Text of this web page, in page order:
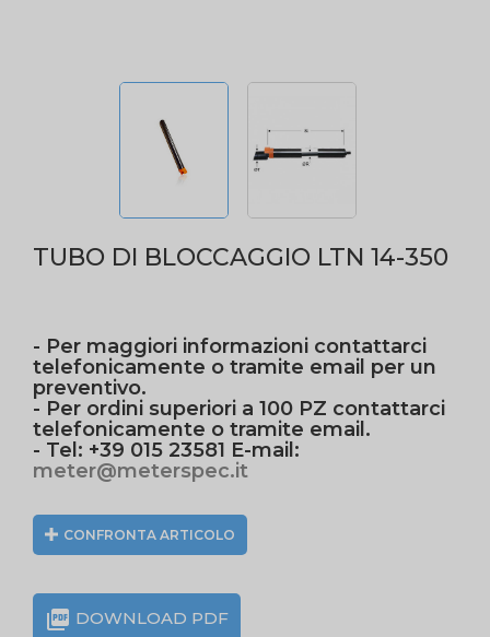
TUBO DI BLOCCAGGIO LTN 14-350
- Per maggiori informazioni contattarci
telefonicamente o tramite email per un
preventivo.
- Per ordini superiori a 100 PZ contattarci
telefonicamente o tramite email.
- Tel: +39 015 23581 E-mail:
meter@meterspec.it
CONFRONTA ARTICOLO
 DOWNLOAD PDF